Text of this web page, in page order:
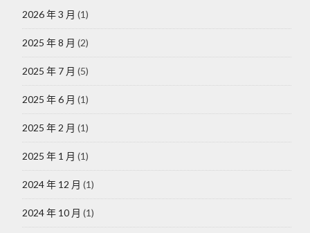
2026 年 3 月 (1)
2025 年 8 月 (2)
2025 年 7 月 (5)
2025 年 6 月 (1)
2025 年 2 月 (1)
2025 年 1 月 (1)
2024 年 12 月 (1)
2024 年 10 月 (1)